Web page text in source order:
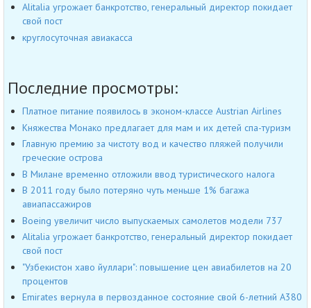
Alitalia угрожает банкротство, генеральный директор покидает
свой пост
круглосуточная авиакасса
Последние просмотры:
Платное питание появилось в эконом-классе Austrian Airlines
Княжества Монако предлагает для мам и их детей спа-туризм
Главную премию за чистоту вод и качество пляжей получили
греческие острова
В Милане временно отложили ввод туристического налога
В 2011 году было потеряно чуть меньше 1% багажа
авиапассажиров
Boeing увеличит число выпускаемых самолетов модели 737
Alitalia угрожает банкротство, генеральный директор покидает
свой пост
"Узбекистон хаво йуллари": повышение цен авиабилетов на 20
процентов
Emirates вернула в первозданное состояние свой 6-летний A380